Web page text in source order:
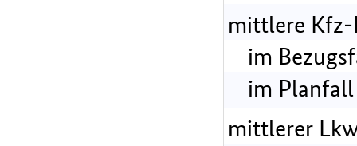
mittlere
im
im Planfall
mittlerer